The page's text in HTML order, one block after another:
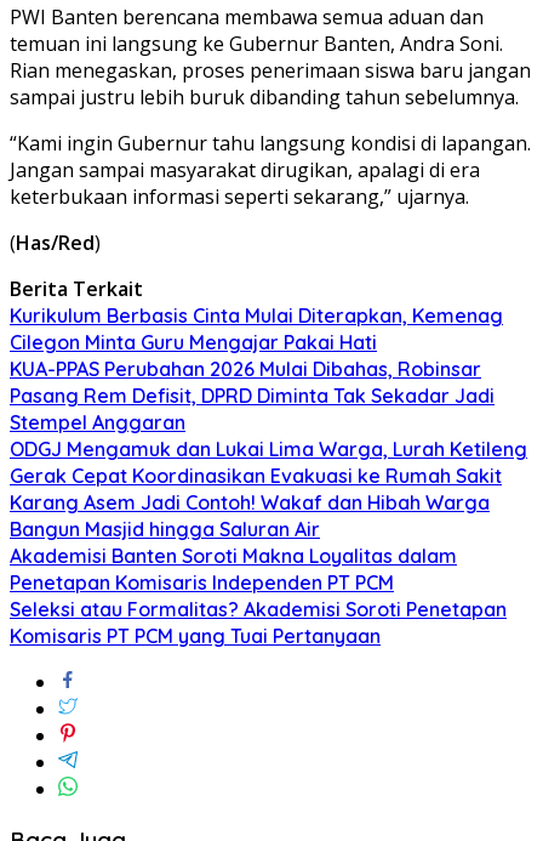
PWI Banten berencana membawa semua aduan dan
temuan ini langsung ke Gubernur Banten, Andra Soni.
Rian menegaskan, proses penerimaan siswa baru jangan
sampai justru lebih buruk dibanding tahun sebelumnya.
“Kami ingin Gubernur tahu langsung kondisi di lapangan.
Jangan sampai masyarakat dirugikan, apalagi di era
keterbukaan informasi seperti sekarang,” ujarnya.
(Has/Red)
Berita Terkait
Kurikulum Berbasis Cinta Mulai Diterapkan, Kemenag
Cilegon Minta Guru Mengajar Pakai Hati
KUA-PPAS Perubahan 2026 Mulai Dibahas, Robinsar
Pasang Rem Defisit, DPRD Diminta Tak Sekadar Jadi
Stempel Anggaran
ODGJ Mengamuk dan Lukai Lima Warga, Lurah Ketileng
Gerak Cepat Koordinasikan Evakuasi ke Rumah Sakit
Karang Asem Jadi Contoh! Wakaf dan Hibah Warga
Bangun Masjid hingga Saluran Air
Akademisi Banten Soroti Makna Loyalitas dalam
Penetapan Komisaris Independen PT PCM
Seleksi atau Formalitas? Akademisi Soroti Penetapan
Komisaris PT PCM yang Tuai Pertanyaan